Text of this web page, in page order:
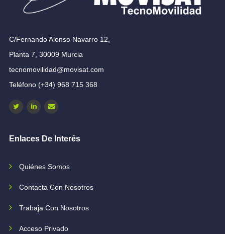
C/Fernando Alonso Navarro 12,
Planta 7, 30009 Murcia
tecnomovilidad@movisat.com
Teléfono (+34) 968 715 368
Enlaces De Interés
Quiénes Somos
Contacta Con Nosotros
Trabaja Con Nosotros
Acceso Privado